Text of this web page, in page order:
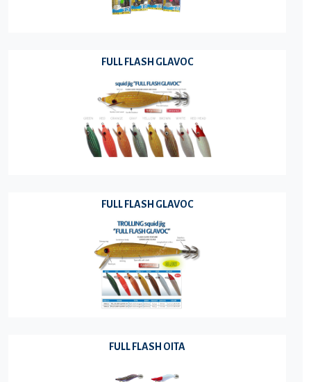
FULL FLASH GLAVOC
FULL FLASH GLAVOC
FULL FLASH OITA